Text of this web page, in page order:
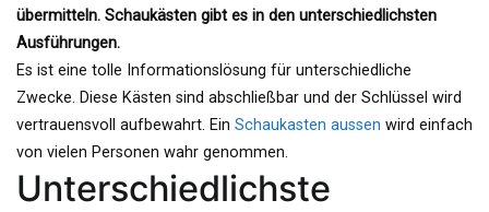
übermitteln. Schaukästen gibt es in den unterschiedlichsten
Ausführungen.
Es ist eine tolle Informationslösung für unterschiedliche
Zwecke. Diese Kästen sind abschließbar und der Schlüssel wird
vertrauensvoll aufbewahrt. Ein Schaukasten aussen wird einfach
von vielen Personen wahr genommen.
Unterschiedlichste